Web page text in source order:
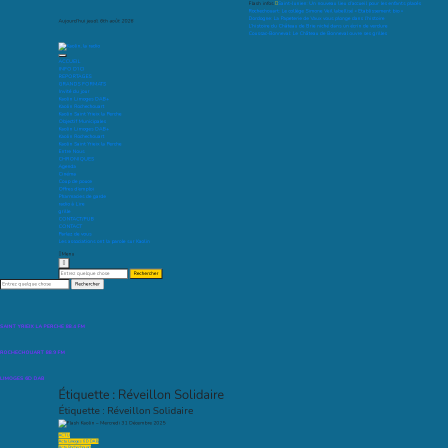
Aujourd’hui jeudi, 6th août 2026
Flash infos
Saint-Junien: Un nouveau lieu d’accueil pour les enfants placés
Rochechouart: Le collège Simone Veil labellisé « Etablissement bio »
Dordogne: La Papeterie de Vaux vous plonge dans l’histoire
L’histoire du Château de Brie niché dans un écrin de verdure
Coussac-Bonneval: Le Château de Bonneval ouvre ses grilles
Ecoutez-vous
ACCUEIL
INFO D’ICI
REPORTAGES
GRANDS FORMATS
Invité du jour
Kaolin Limoges DAB+
Kaolin Rochechouart
Kaolin Saint Yrieix la Perche
Objectif Municipales
Kaolin Limoges DAB+
Kaolin Rochechouart
Kaolin Saint Yrieix la Perche
Entre Nous
CHRONIQUES
Agenda
Cinéma
Coup de pouce
Offres d’emploi
Pharmacies de garde
radio à Lire
grille
CONTACT/PUB
CONTACT
Parlez de vous
Les associations ont la parole sur Kaolin
Menu
Recherche
pour :
Recherche
pour :
SAINT YRIEIX LA PERCHE 88.4 FM
ROCHECHOUART 88.9 FM
LIMOGES 6D DAB
Étiquette : Réveillon Solidaire
Étiquette : Réveillon Solidaire
ACTU
Actu Limoges 6D DAB